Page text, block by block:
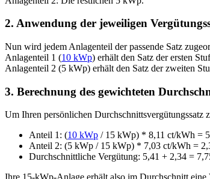
2. Anwendung der jeweiligen
Nun wird jedem Anlagenteil der passende Satz
Anlagenteil 1 (10 kWp) erhält den Satz der ersten
Anlagenteil 2 (5 kWp) erhält den Satz der zweiten
3. Berechnung des gewichteten
Um Ihren persönlichen Durchschnittsvergütungssatz
Anteil 1: (10 kWp / 15 kWp) * 8,11 ct/kWh =
Anteil 2: (5 kWp / 15 kWp) * 7,03 ct/kWh =
Durchschnittliche Vergütung: 5,41 + 2,34 =